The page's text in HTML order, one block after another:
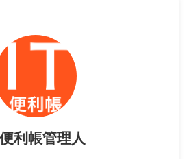
利帳管理人